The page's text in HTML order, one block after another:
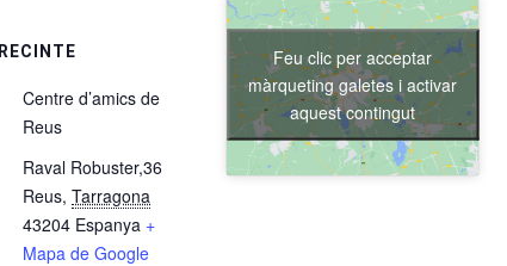
RECINTE
Centre d’amics de
Reus
Raval Robuster,36
Reus, Tarragona
43204 Espanya +
Mapa de Google
Feu clic per acceptar
màrqueting galetes i activar
aquest contingut